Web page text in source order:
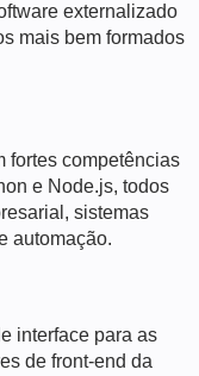
externalizado
mais bem formados
fortes competências
e Node.js, todos
sistemas
automação.
interface para as
de front-end da